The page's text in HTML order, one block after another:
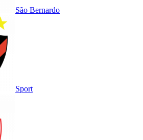
São Bernardo
Sport